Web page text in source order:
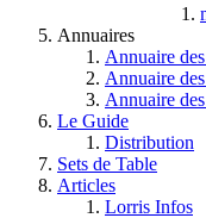
Annuaires
Annuaire
Annuaire
Annuaire
Le Guide
Distribution
Sets de Table
Articles
Lorris Infos